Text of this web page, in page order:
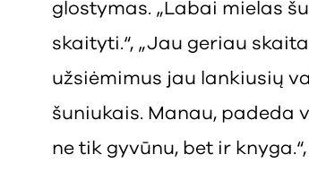
glostymas. „Labai mielas
skaityti.“, „Jau geriau
užsiėmimus jau lankiusių
šuniukais. Manau, padeda
ne tik gyvūnu, bet ir